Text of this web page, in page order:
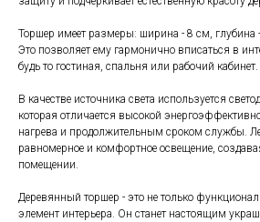
Торшер имеет размеры: ширина - 8 см, глубина
Это позволяет ему гармонично вписаться в
будь то гостиная, спальня или рабочий кабинет.
В качестве источника света используется
которая отличается высокой
нагрева и продолжительным сроком службы.
равномерное и комфортное освещение,
помещении.
Деревянный торшер - это не только
элемент интерьера. Он станет настоящим